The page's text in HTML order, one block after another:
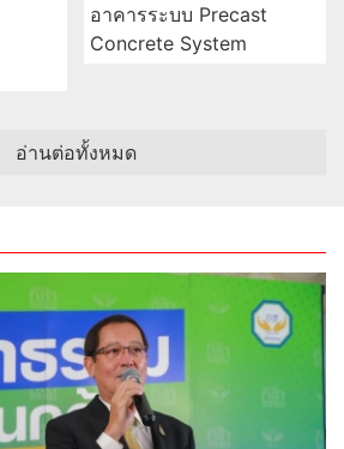
อาคารระบบ Precast
Concrete System
อ่านต่อทั้งหมด